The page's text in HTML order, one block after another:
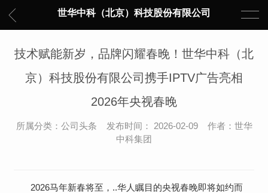
世华中科（北京）科技股份有限公司
技术赋能新岁，品牌闪耀春晚！世华中科（北
京）科技股份有限公司携手IPTV广告亮相
2026年央视春晚
所属分类：公司头条 发布时间： 2026-02-09 作者：世华
中科集团
2026马年新春将至，..华人瞩目的央视春晚即将如约而